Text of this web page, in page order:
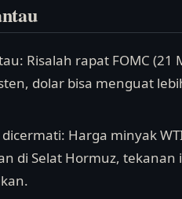
Risalah rapat FOMC
dolar bisa menguat
Harga minyak
di Selat Hormuz,